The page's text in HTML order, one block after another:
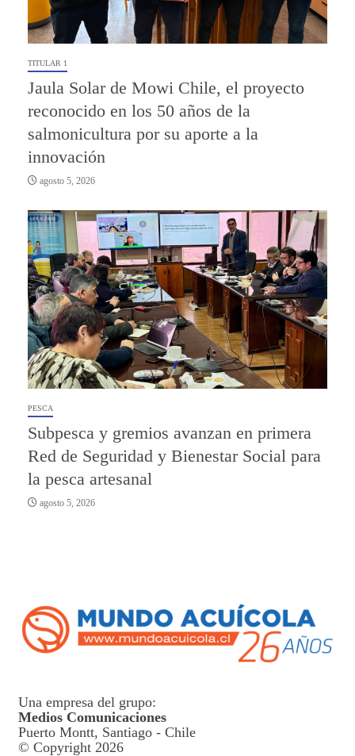
TITULAR 1
Jaula Solar de Mowi Chile, el proyecto
reconocido en los 50 años de la
salmonicultura por su aporte a la
innovación
agosto 5, 2026
PESCA
Subpesca y gremios avanzan en primera
Red de Seguridad y Bienestar Social para
la pesca artesanal
agosto 5, 2026
Una empresa del grupo:
Medios Comunicaciones
Puerto Montt, Santiago - Chile
© Copyright 2026